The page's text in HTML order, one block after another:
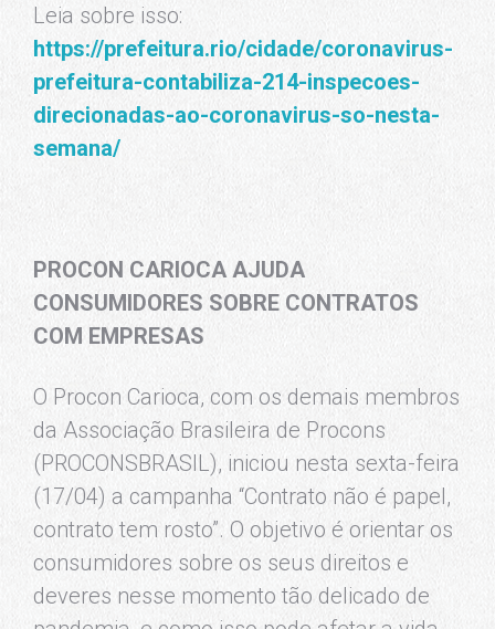
Leia sobre isso:
https://prefeitura.rio/cidade/coronavirus-
prefeitura-contabiliza-214-inspecoes-
direcionadas-ao-coronavirus-so-nesta-
semana/
PROCON CARIOCA AJUDA
CONSUMIDORES SOBRE CONTRATOS
COM EMPRESAS
O Procon Carioca, com os demais membros
da Associação Brasileira de Procons
(PROCONSBRASIL), iniciou nesta sexta-feira
(17/04) a campanha “Contrato não é papel,
contrato tem rosto”. O objetivo é orientar os
consumidores sobre os seus direitos e
deveres nesse momento tão delicado de